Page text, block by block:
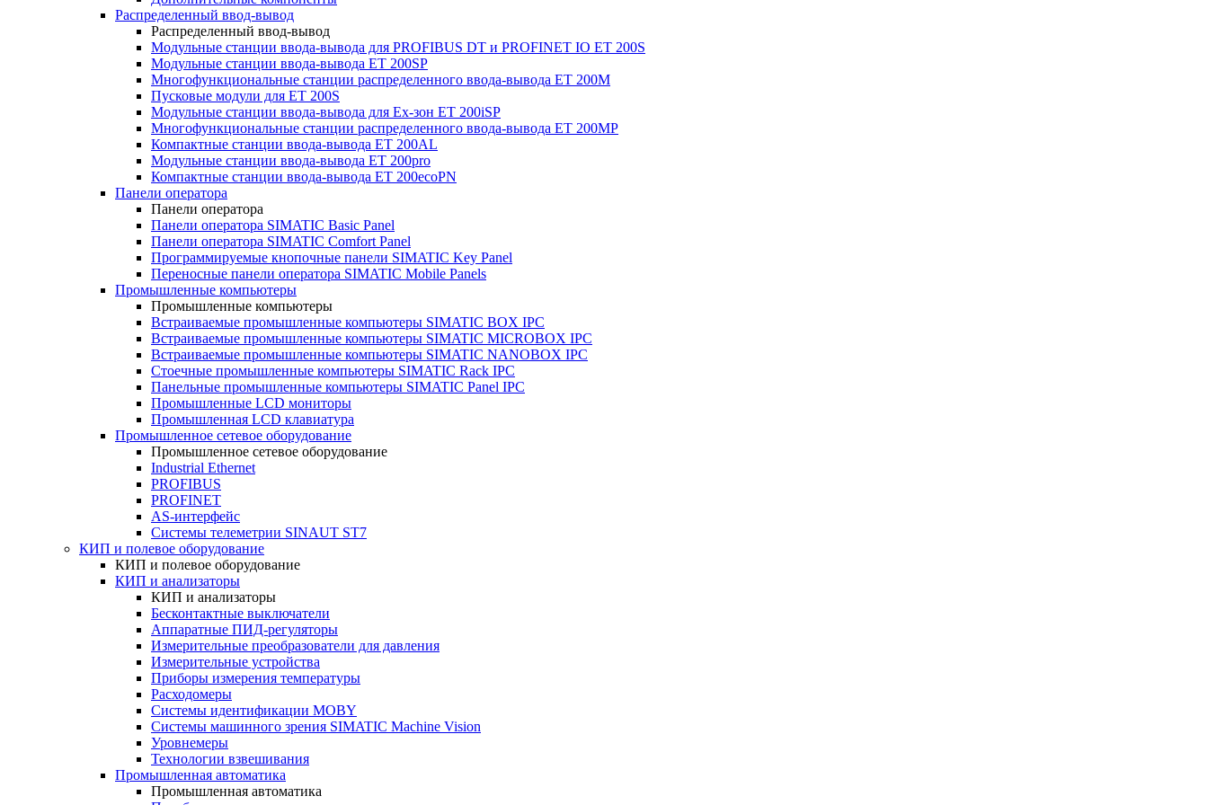
Распределенный ввод-вывод
Распределенный ввод-вывод
Модульные станции ввода-вывода для PROFIBUS DT и PROFINET IO ET 200S
Модульные станции ввода-вывода ET 200SP
Многофункциональные станции распределенного ввода-вывода ET 200M
Пусковые модули для ET 200S
Модульные станции ввода-вывода для Ex-зон ET 200iSP
Многофункциональные станции распределенного ввода-вывода ET 200MP
Компактные станции ввода-вывода ET 200AL
Модульные станции ввода-вывода ET 200pro
Компактные станции ввода-вывода ET 200ecoPN
Панели оператора
Панели оператора
Панели оператора SIMATIC Basic Panel
Панели оператора SIMATIC Comfort Panel
Программируемые кнопочные панели SIMATIC Key Panel
Переносные панели оператора SIMATIC Mobile Panels
Промышленные компьютеры
Промышленные компьютеры
Встраиваемые промышленные компьютеры SIMATIC BOX IPC
Встраиваемые промышленные компьютеры SIMATIC MICROBOX IPC
Встраиваемые промышленные компьютеры SIMATIC NANOBOX IPC
Стоечные промышленные компьютеры SIMATIC Rack IPC
Панельные промышленные компьютеры SIMATIC Panel IPC
Промышленные LCD мониторы
Промышленная LCD клавиатура
Промышленное сетевое оборудование
Промышленное сетевое оборудование
Industrial Ethernet
PROFIBUS
PROFINET
AS-интерфейс
Системы телеметрии SINAUT ST7
КИП и полевое оборудование
КИП и полевое оборудование
КИП и анализаторы
КИП и анализаторы
Бесконтактные выключатели
Аппаратные ПИД-регуляторы
Измерительные преобразователи для давления
Измерительные устройства
Приборы измерения температуры
Расходомеры
Системы идентификации MOBY
Системы машинного зрения SIMATIC Machine Vision
Уровнемеры
Технологии взвешивания
Промышленная автоматика
Промышленная автоматика